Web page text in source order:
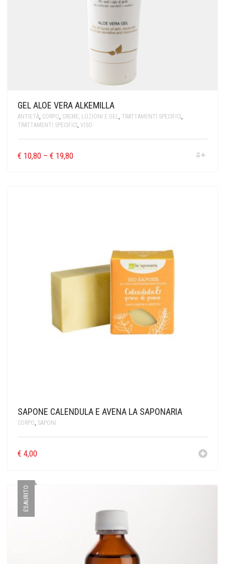
GEL ALOE VERA ALKEMILLA
ANTIETÀ CORPO CREME, LOZIONI E GEL TRATTAMENTI SPECIFICI
TRATTAMENTI SPECIFICI VISO
€ 10,80 – € 19,80
SAPONE CALENDULA E AVENA LA SAPONARIA
CORPO SAPONI
€ 4,00
ESAURITO